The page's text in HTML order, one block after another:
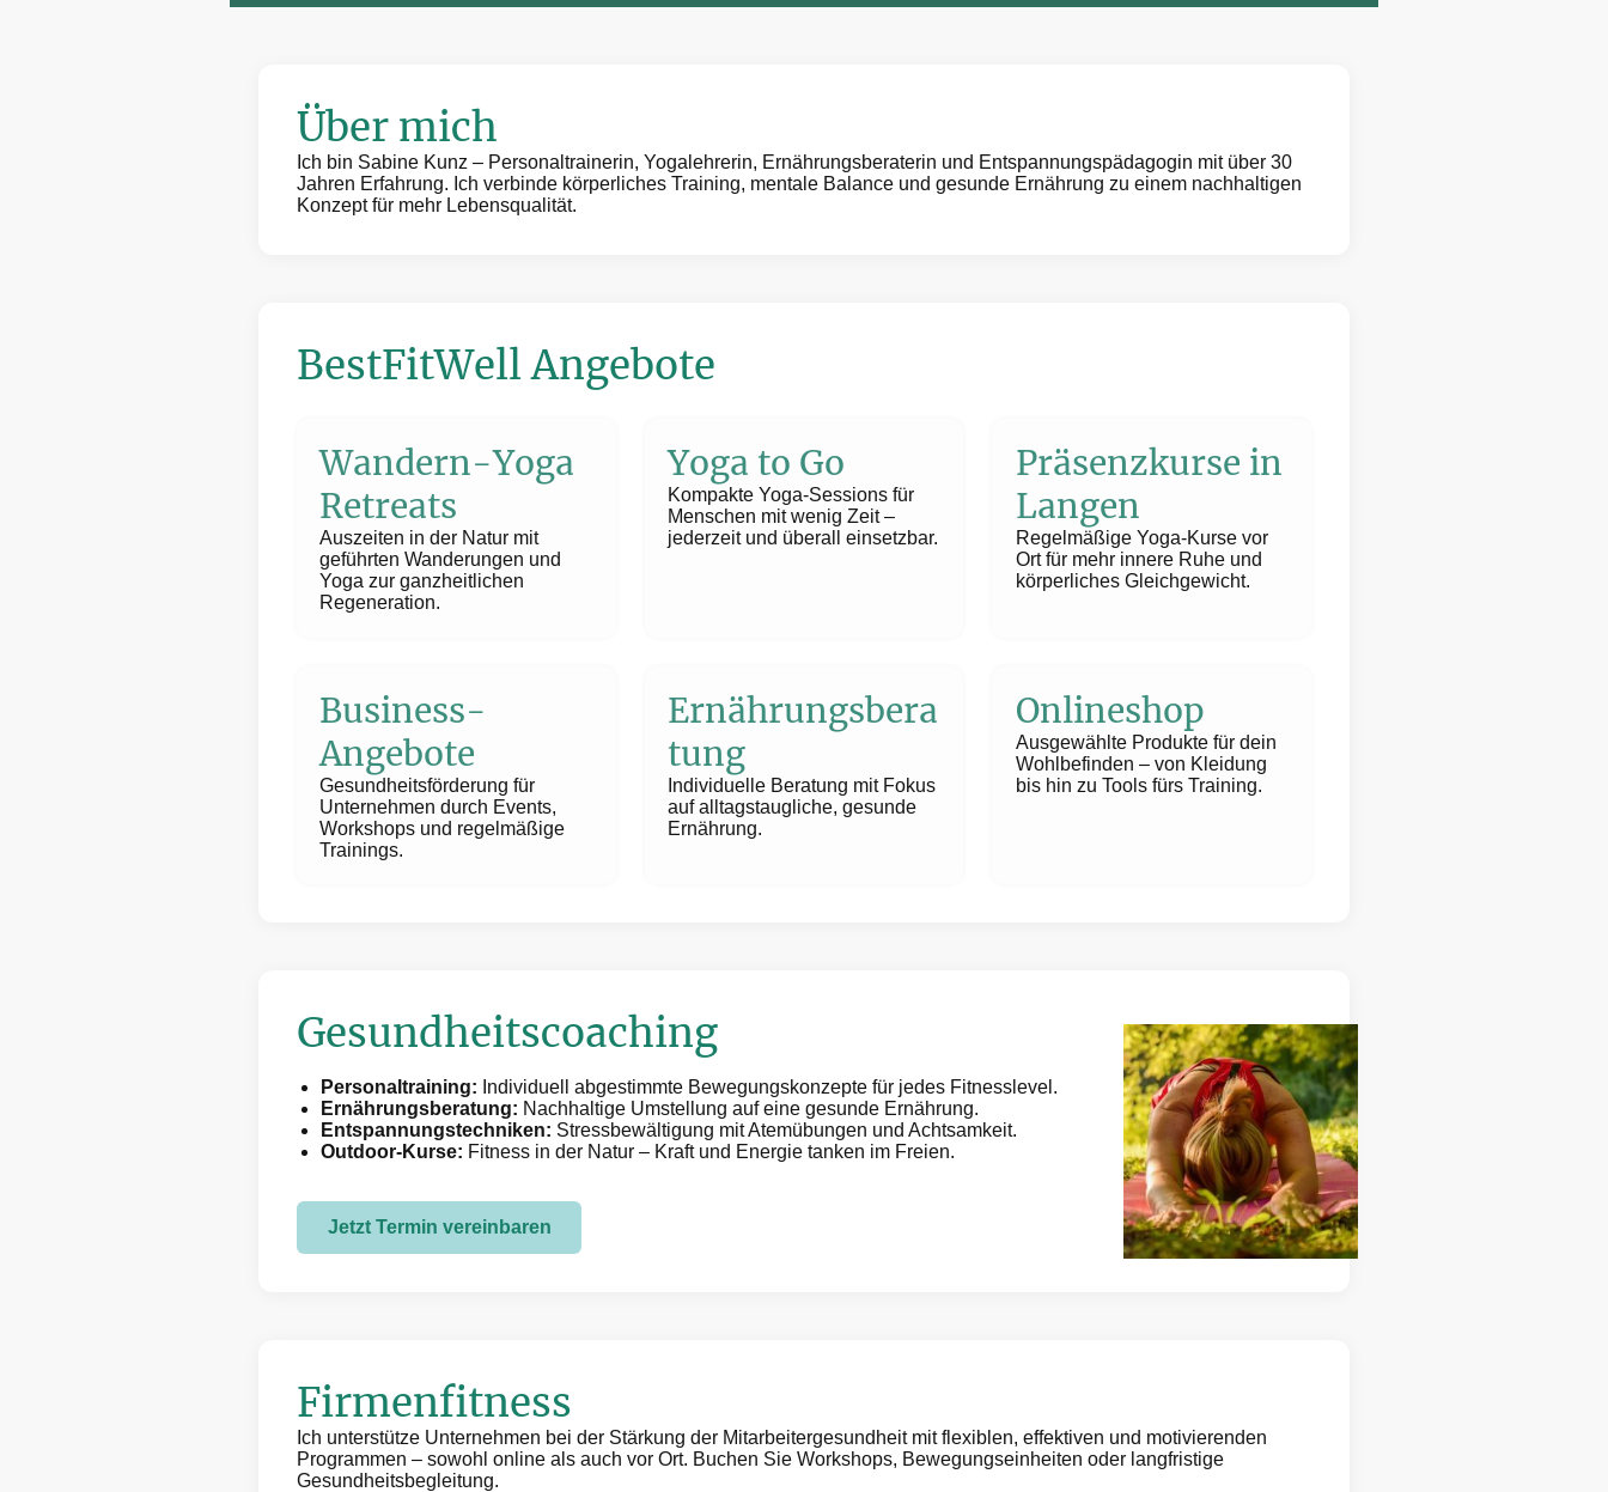
Über mich
Ich bin Sabine Kunz – Personaltrainerin, Yogalehrerin, Ernährungsberaterin und Entspannungspädagogin mit über 30
Jahren Erfahrung. Ich verbinde körperliches Training, mentale Balance und gesunde Ernährung zu einem nachhaltigen
Konzept für mehr Lebensqualität.
BestFitWell Angebote
Wandern-Yoga
Retreats
Auszeiten in der Natur mit
geführten Wanderungen und
Yoga zur ganzheitlichen
Regeneration.
Yoga to Go
Kompakte Yoga-Sessions für
Menschen mit wenig Zeit –
jederzeit und überall einsetzbar.
Präsenzkurse in
Langen
Regelmäßige Yoga-Kurse vor
Ort für mehr innere Ruhe und
körperliches Gleichgewicht.
Business-
Angebote
Gesundheitsförderung für
Unternehmen durch Events,
Workshops und regelmäßige
Trainings.
Ernährungsbera
tung
Individuelle Beratung mit Fokus
auf alltagstaugliche, gesunde
Ernährung.
Onlineshop
Ausgewählte Produkte für dein
Wohlbefinden – von Kleidung
bis hin zu Tools fürs Training.
Gesundheitscoaching
Personaltraining: Individuell abgestimmte Bewegungskonzepte für jedes Fitnesslevel.
Ernährungsberatung: Nachhaltige Umstellung auf eine gesunde Ernährung.
Entspannungstechniken: Stressbewältigung mit Atemübungen und Achtsamkeit.
Outdoor-Kurse: Fitness in der Natur – Kraft und Energie tanken im Freien.
Jetzt Termin vereinbaren
Firmenfitness
Ich unterstütze Unternehmen bei der Stärkung der Mitarbeitergesundheit mit flexiblen, effektiven und motivierenden
Programmen – sowohl online als auch vor Ort. Buchen Sie Workshops, Bewegungseinheiten oder langfristige
Gesundheitsbegleitung.